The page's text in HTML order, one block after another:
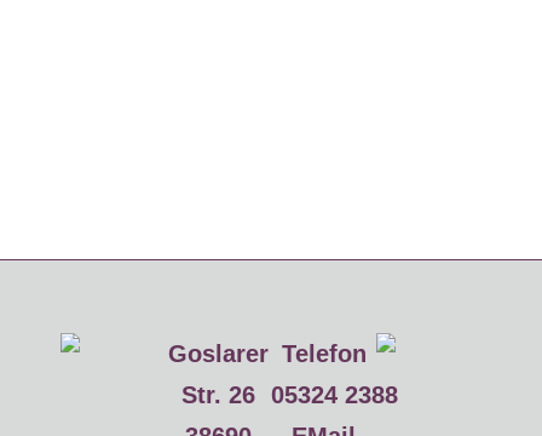
Goslarer
Str. 26
Telefon
05324 2388